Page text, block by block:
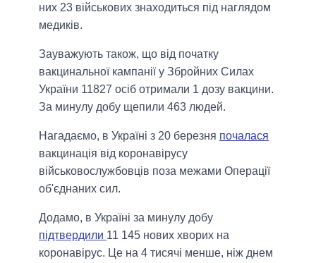
них 23 військових знаходиться під наглядом
медиків.
Зауважують також, що від початку
вакцинальної кампанії у Збройних Силах
України 11827 осіб отримали 1 дозу вакцини.
За минулу добу щепили 463 людей.
Нагадаємо, в Україні з 20 березня почалася
вакцинація від коронавірусу
військовослужбовців поза межами Операції
об'єднаних сил.
Додамо, в Україні за минулу добу
підтвердили 11 145 нових хворих на
коронавірус. Це на 4 тисячі менше, ніж днем